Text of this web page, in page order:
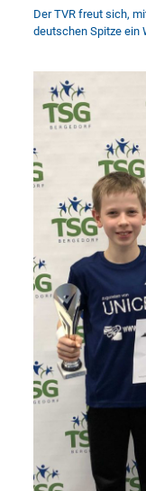
Der TVR freut sich,
deutschen Spitze ein